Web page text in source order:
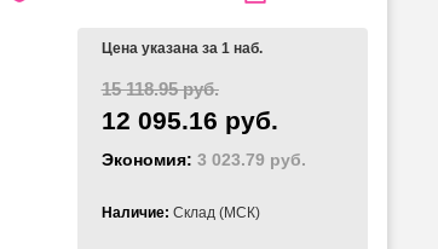
Цена указана за 1 наб.
15 118.95 руб.
12 095.16 руб.
Экономия: 3 023.79 руб.
Наличие: Склад (МСК)